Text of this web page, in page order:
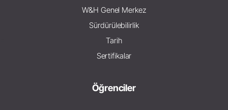
W&H Genel Merkez
Sürdürülebilirlik
Tarih
Sertifikalar
Öğrenciler